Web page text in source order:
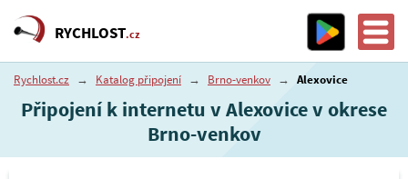
RYCHLOST.cz
Rychlost.cz → Katalog připojení → Brno-venkov → Alexovice
Připojení k internetu v Alexovice v okrese
Brno-venkov